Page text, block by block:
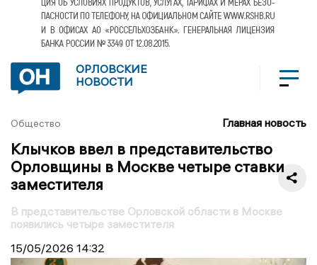
ОРЛОВСКИЕ
НОВОСТИ
Общество Главная новость
Клычков ввел в представительство
Орловщины в Москве четыре ставки
заместителя
В представительстве Орловской области в Москве
появились четыре заместителя
15/05/2026 14:32